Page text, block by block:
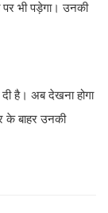
पर भी पड़ेगा। उनकी
है। अब देखना होगा
के बाहर उनकी